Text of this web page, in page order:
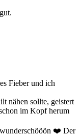
Fieber und ich
nähen sollte, geistert
im Kopf herum
❤️ Der